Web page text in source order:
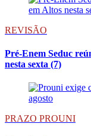
REVISÃO
Pré-Enem Seduc
nesta sexta (7)
PRAZO PROUNI